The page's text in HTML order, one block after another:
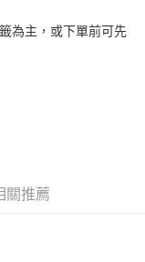
為主，或下單前可先
關推薦